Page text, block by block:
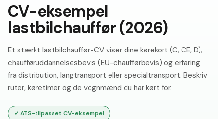
CV-eksempel
lastbilchauffør (2026)
Et stærkt lastbilchauffør-CV viser dine kørekort (C, CE, D),
chaufføruddannelsesbevis (EU-chaufførbevis) og erfaring
fra distribution, langtransport eller specialtransport. Beskriv
ruter, køretimer og de vognmænd du har kørt for.
✓ ATS-tilpasset CV-eksempel